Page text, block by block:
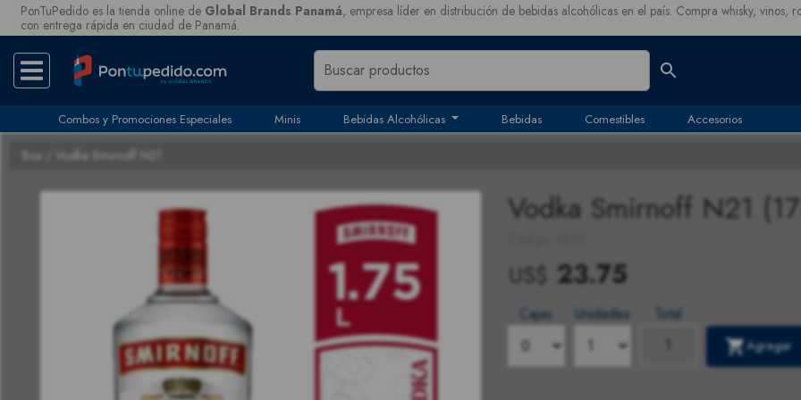
PonTuPedido es la tienda online de Global Brands Panamá, empresa líder en distribución de bebidas alcohólicas en el país. Compra whisky, vinos,
con entrega rápida en ciudad de Panamá.
Combos y Promociones Especiales Minis Bebidas Alcohólicas Bebidas Comestibles Accesorios
Box / Vodka Smirnoff N21
Vodka Smirnoff N21
US$ 23.75
Cajas Unidades Total
Agregar